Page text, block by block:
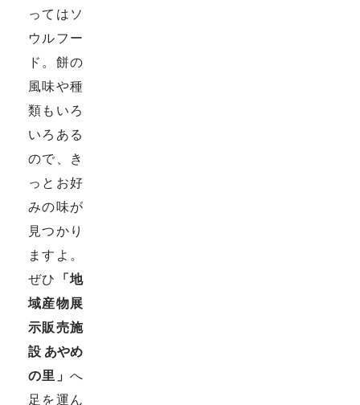
ってはソ
ウルフー
ド。餅の
風味や種
類もいろ
いろある
ので、き
っとお好
みの味が
見つかり
ますよ。
ぜひ 「地
域産物展
示販売施
設 あやめ
の里」へ
足を運ん